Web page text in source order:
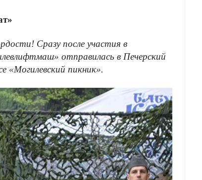
Сразу после участия в
отправилась в Печерский
«Могилевский пикник».